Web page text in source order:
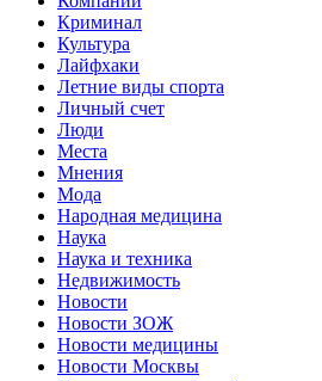
Криминал
Культура
Лайфхаки
Летние виды спорта
Личный счет
Люди
Места
Мнения
Мода
Народная медицина
Наука
Наука и техника
Недвижимость
Новости
Новости ЗОЖ
Новости медицины
Новости Москвы